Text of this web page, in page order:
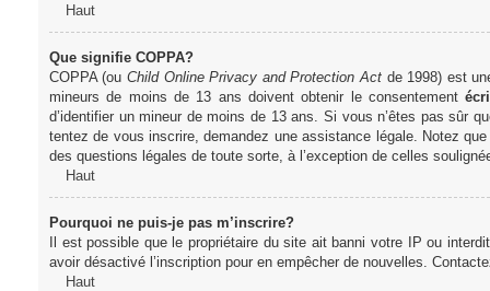
Haut
Que signifie COPPA?
COPPA (ouChild Online Privacy and Protection Act de 1998) est
mineurs de moins de 13 ans doivent obtenir le consentement
d’identifier un mineur de moins de 13 ans. Si vous n’êtes pas sûr
tentez de vous inscrire, demandez une assistance légale. Notez
des questions légales de toute sorte, à l’exception de celles
Haut
Pourquoi ne puis-je pas m’inscrire?
Il est possible que le propriétaire du site ait banni votre IP ou
avoir désactivé l’inscription pour en empêcher de nouvelles.
Haut